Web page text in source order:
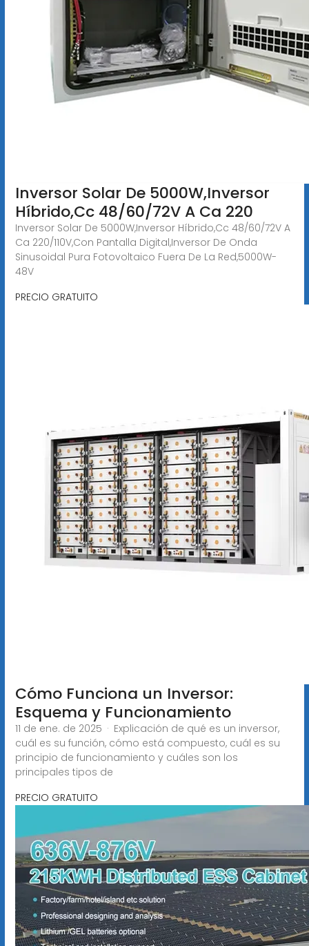
Inversor Solar De 5000W,Inversor
Híbrido,Cc 48/60/72V A Ca 220
Inversor Solar De 5000W,Inversor Híbrido,Cc 48/60/72V A
Ca 220/110V,Con Pantalla Digital,Inversor De Onda
Sinusoidal Pura Fotovoltaico Fuera De La Red,5000W-
48V
PRECIO GRATUITO
Cómo Funciona un Inversor:
Esquema y Funcionamiento
11 de ene. de 2025 · Explicación de qué es un inversor,
cuál es su función, cómo está compuesto, cuál es su
principio de funcionamiento y cuáles son los
principales tipos de
PRECIO GRATUITO